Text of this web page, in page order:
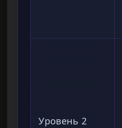
Уровень 2